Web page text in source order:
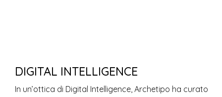
DIGITAL INTELLIGENCE
In un’ottica di Digital Intelligence, Archetipo ha curato